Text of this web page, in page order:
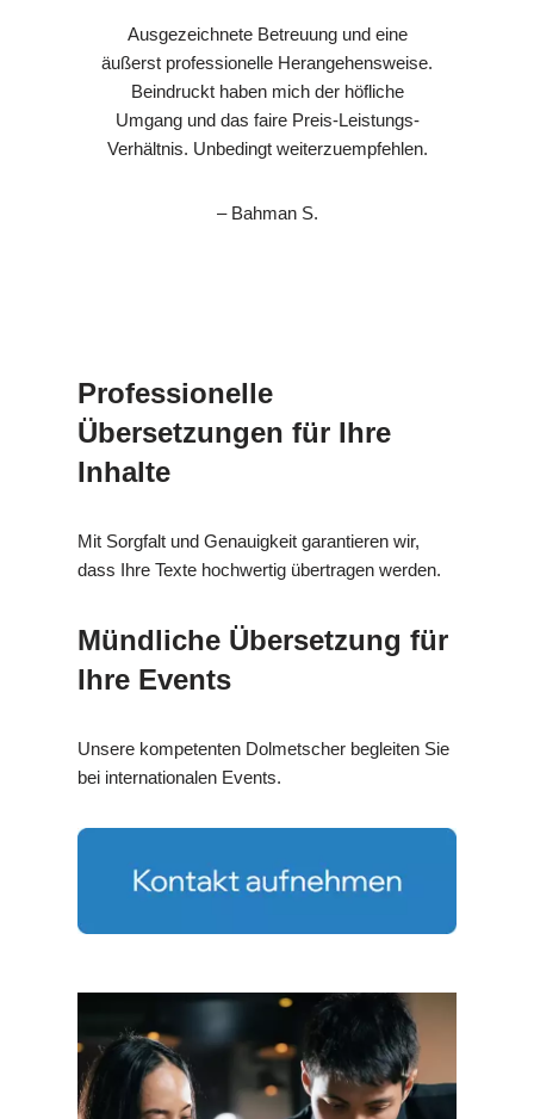
Ausgezeichnete Betreuung und eine
äußerst professionelle Herangehensweise.
Beindruckt haben mich der höfliche
Umgang und das faire Preis-Leistungs-
Verhältnis. Unbedingt weiterzuempfehlen.
– Bahman S.
Professionelle
Übersetzungen für Ihre
Inhalte
Mit Sorgfalt und Genauigkeit garantieren wir,
dass Ihre Texte hochwertig übertragen werden.
Mündliche Übersetzung für
Ihre Events
Unsere kompetenten Dolmetscher begleiten Sie
bei internationalen Events.